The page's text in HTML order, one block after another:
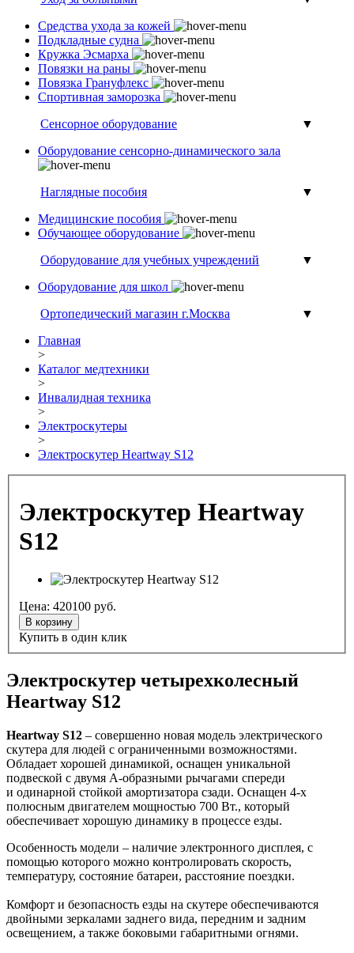
Средства ухода за кожей
Подкладные судна
Кружка Эсмарха
Повязки на раны
Повязка Грануфлекс
Спортивная заморозка
Сенсорное оборудование
▼
Оборудование сенсорно-динамического зала
Наглядные пособия
▼
Медицинские пособия
Обучающее оборудование
Оборудование для учебных учреждений
▼
Оборудование для школ
Ортопедический магазин г.Москва
▼
Главная
>
Каталог медтехники
>
Инвалидная техника
>
Электроскутеры
>
Электроскутер Heartway S12
Электроскутер Heartway
S12
Цена: 420100 руб.
В корзину
Купить в один клик
Электроскутер четырехколесный
Heartway S12
Heartway S12 – совершенно новая модель электрического
скутера для людей с ограниченными возможностями.
Обладает хорошей динамикой, оснащен уникальной
подвеской с двумя А-образными рычагами спереди
и одинарной стойкой амортизатора сзади. Оснащен 4-х
полюсным двигателем мощностью 700 Вт., который
обеспечивает хорошую динамику в процессе езды.
Особенность модели – наличие электронного дисплея, с
помощью которого можно контролировать скорость,
температуру, состояние батареи, расстояние поездки.
Комфорт и безопасность езды на скутере обеспечиваются
двойными зеркалами заднего вида, передним и задним
освещением, а также боковыми габаритными огнями.